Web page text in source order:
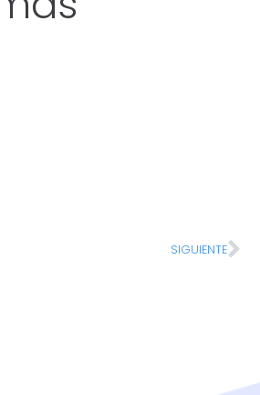
SIGUIENTE